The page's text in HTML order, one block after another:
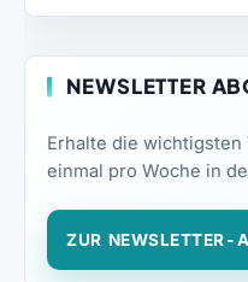
NEWSLETTER
Erhalte die
einmal pro Woche in
ZUR NEWSLETTER-